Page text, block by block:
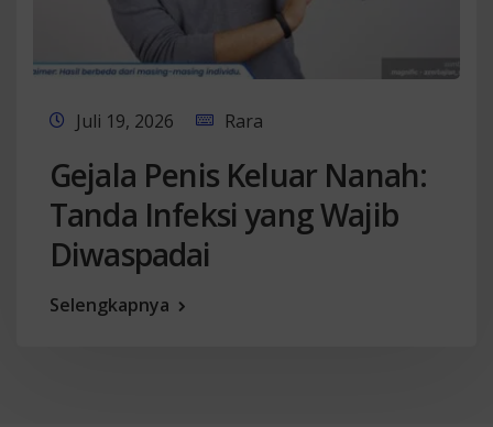
Juli 19, 2026 Rara
Gejala Penis Keluar Nanah:
Tanda Infeksi yang Wajib
Diwaspadai
Selengkapnya